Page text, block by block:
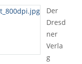
Der
Dresd
ner
Verla
g